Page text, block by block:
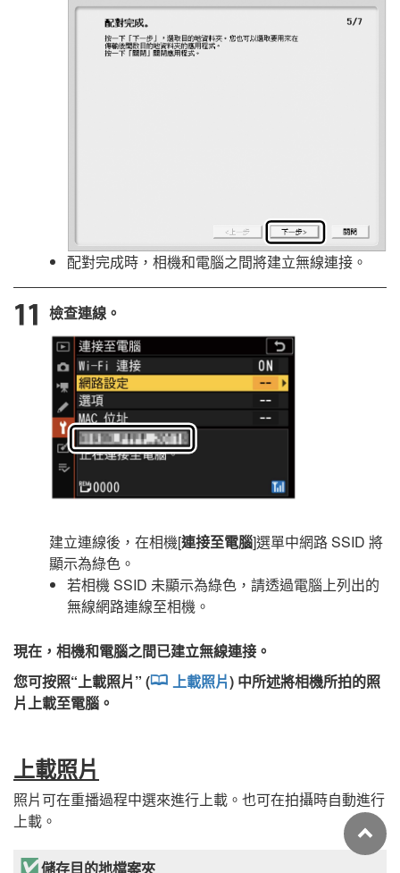
配對完成時，相機和電腦之間將建立無線連接。
檢查連線。
建立連線後，在相機[連接至電腦]選單中網路 SSID 將
顯示為綠色。
若相機 SSID 未顯示為綠色，請透過電腦上列出的
無線網路連線至相機。
現在，相機和電腦之間已建立無線連接。
您可按照“ 上載照片” ( 上載照片) 中所述將相機所拍的照
片上載至電腦。
上載照片
照片可在重播過程中選來進行上載。也可在拍攝時自動進行
上載。
儲存目的地檔案夾